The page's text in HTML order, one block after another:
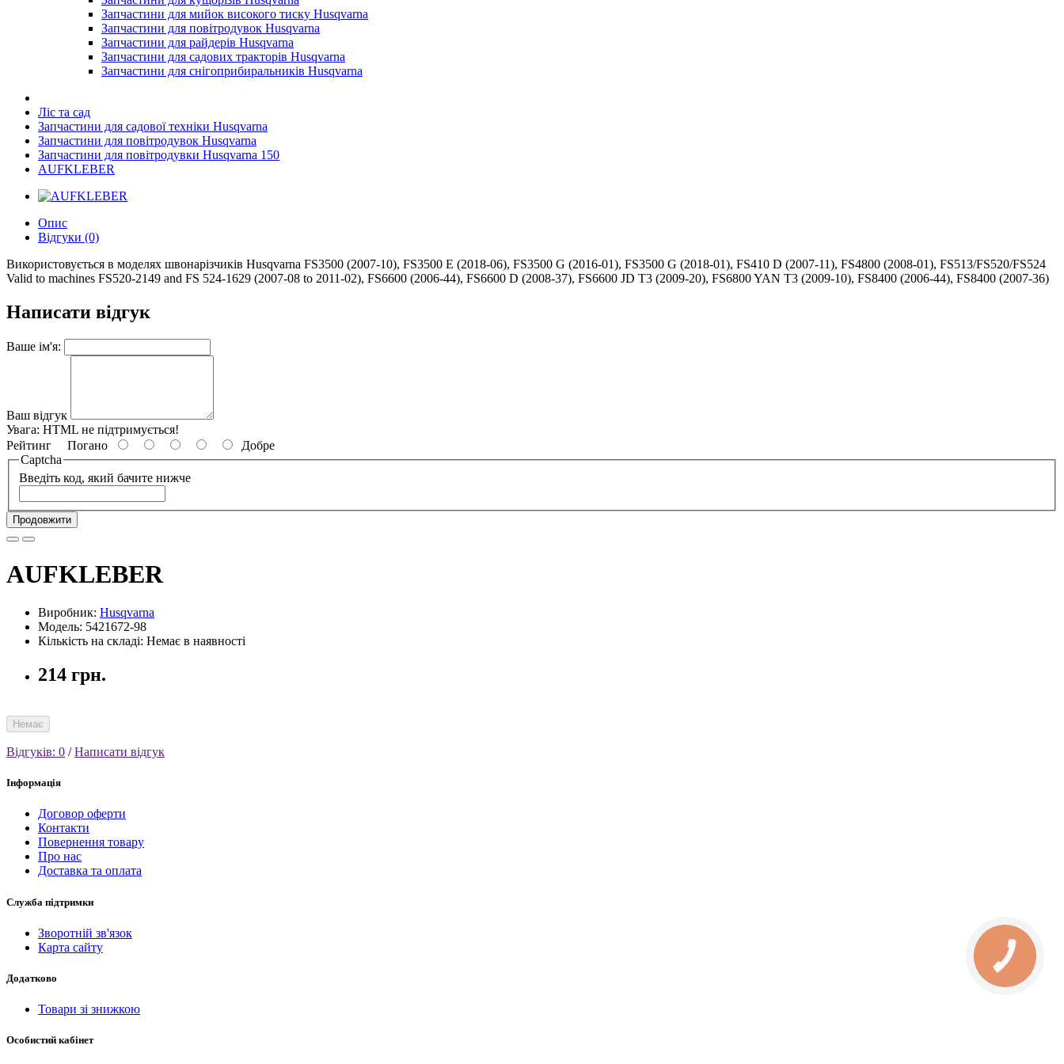
Запчастини для мийок високого тиску Husqvarna
Запчастини для повітродувок Husqvarna
Запчастини для райдерів Husqvarna
Запчастини для садових тракторів Husqvarna
Запчастини для снігоприбиральників Husqvarna
Ліс та сад
Запчастини для садової техніки Husqvarna
Запчастини для повітродувок Husqvarna
Запчастини для повітродувки Husqvarna 150
AUFKLEBER
Опис
Відгуки (0)
Використовується в моделях швонарізчиків Husqvarna FS3500 (2007-10), FS3500 E (2018-06), FS3500 G (2016-01), FS3500 G (2018-01), FS410 D (2007-11), FS4800 (2008-01), FS513/FS520/FS524
Valid to machines FS520-2149 and FS 524-1629 (2007-08 to 2011-02), FS6600 (2006-44), FS6600 D (2008-37), FS6600 JD T3 (2009-20), FS6800 YAN T3 (2009-10), FS8400 (2006-44), FS8400 (2007-36)
Написати відгук
Ваше ім'я:
Ваш відгук
Увага: HTML не підтримується!
Рейтинг Погано
Добре
Captcha
Введіть код, який бачите нижче
Продовжити
AUFKLEBER
Виробник: Husqvarna
Модель: 5421672-98
Кількість на складі: Немає в наявності
214 грн.
Немає
Відгуків: 0 /Написати відгук
Інформація
Договор оферти
Контакти
Повернення товару
Про нас
Доставка та оплата
Служба підтримки
Зворотній зв'язок
Карта сайту
Додатково
Товари зі знижкою
Особистий кабінет